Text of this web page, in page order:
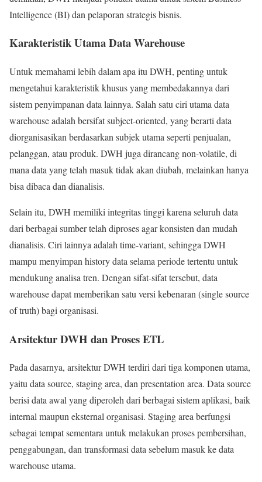
Intelligence (BI) dan pelaporan strategis bisnis.
Karakteristik Utama Data Warehouse
Untuk memahami lebih dalam apa itu DWH, penting untuk
mengetahui karakteristik khusus yang membedakannya dari
sistem penyimpanan data lainnya. Salah satu ciri utama data
warehouse adalah bersifat subject-oriented, yang berarti data
diorganisasikan berdasarkan subjek utama seperti penjualan,
pelanggan, atau produk. DWH juga dirancang non-volatile, di
mana data yang telah masuk tidak akan diubah, melainkan hanya
bisa dibaca dan dianalisis.
Selain itu, DWH memiliki integritas tinggi karena seluruh data
dari berbagai sumber telah diproses agar konsisten dan mudah
dianalisis. Ciri lainnya adalah time-variant, sehingga DWH
mampu menyimpan history data selama periode tertentu untuk
mendukung analisa tren. Dengan sifat-sifat tersebut, data
warehouse dapat memberikan satu versi kebenaran (single source
of truth) bagi organisasi.
Arsitektur DWH dan Proses ETL
Pada dasarnya, arsitektur DWH terdiri dari tiga komponen utama,
yaitu data source, staging area, dan presentation area. Data source
berisi data awal yang diperoleh dari berbagai sistem aplikasi, baik
internal maupun eksternal organisasi. Staging area berfungsi
sebagai tempat sementara untuk melakukan proses pembersihan,
penggabungan, dan transformasi data sebelum masuk ke data
warehouse utama.